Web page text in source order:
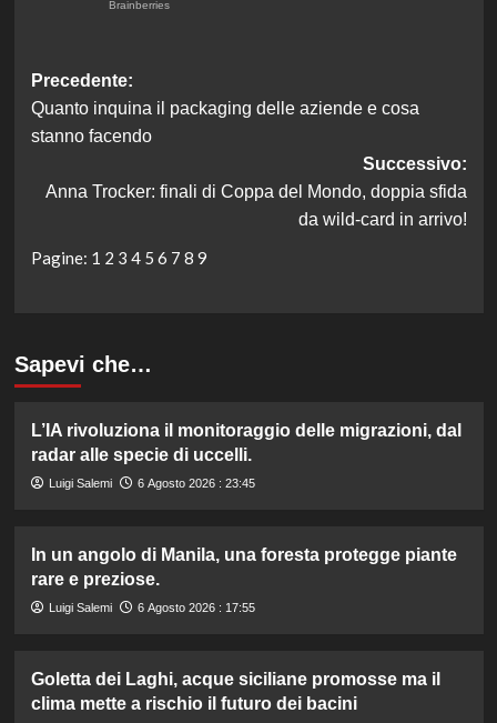
Navigazione
articolo
Precedente:
Quanto inquina il packaging delle aziende e cosa
stanno facendo
Successivo:
Anna Trocker: finali di Coppa del Mondo, doppia sfida
da wild-card in arrivo!
Pagine: 1 2 3 4 5 6 7 8 9
Sapevi che…
L’IA rivoluziona il monitoraggio delle migrazioni, dal
radar alle specie di uccelli.
Luigi Salemi 6 Agosto 2026 : 23:45
In un angolo di Manila, una foresta protegge piante
rare e preziose.
Luigi Salemi 6 Agosto 2026 : 17:55
Goletta dei Laghi, acque siciliane promosse ma il
clima mette a rischio il futuro dei bacini